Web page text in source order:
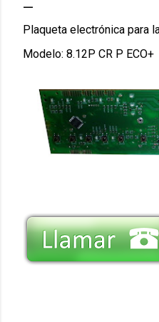
Plaqueta electrónica para
Modelo: 8.12P CR P ECO+